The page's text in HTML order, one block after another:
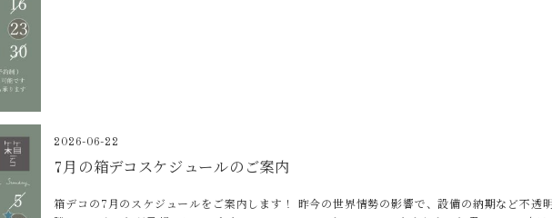
2026-06-22
7月の箱デコスケジュールのご案内
箱デコの7月のスケジュールをご案内します！ 昨今の世界情勢の影響で、設備の納期など不透